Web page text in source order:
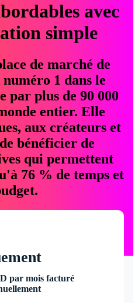
avec
simple
de marché de
1 dans le
par plus de 90 000
entier. Elle
aux créateurs et
bénéficier de
qui permettent
76 % de temps et
par mois facturé